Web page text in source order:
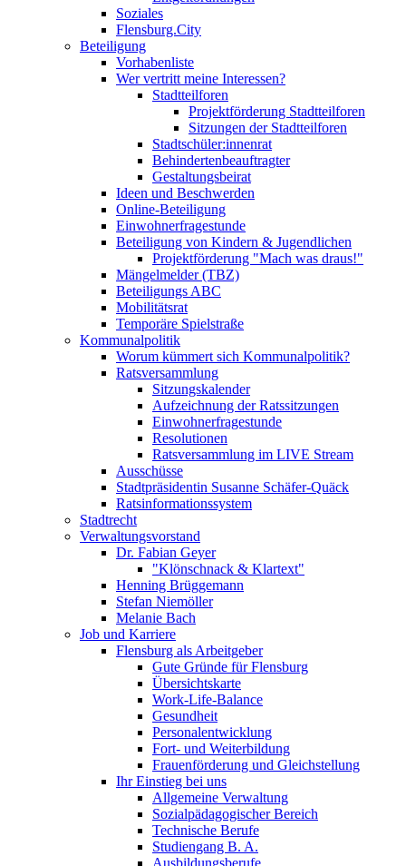
Soziales
Flensburg.City
Beteiligung
Vorhabenliste
Wer vertritt meine Interessen?
Stadtteilforen
Projektförderung Stadtteilforen
Sitzungen der Stadtteilforen
Stadtschüler:innenrat
Behindertenbeauftragter
Gestaltungsbeirat
Ideen und Beschwerden
Online-Beteiligung
Einwohnerfragestunde
Beteiligung von Kindern & Jugendlichen
Projektförderung "Mach was draus!"
Mängelmelder (TBZ)
Beteiligungs ABC
Mobilitätsrat
Temporäre Spielstraße
Kommunalpolitik
Worum kümmert sich Kommunalpolitik?
Ratsversammlung
Sitzungskalender
Aufzeichnung der Ratssitzungen
Einwohnerfragestunde
Resolutionen
Ratsversammlung im LIVE Stream
Ausschüsse
Stadtpräsidentin Susanne Schäfer-Quäck
Ratsinformationssystem
Stadtrecht
Verwaltungsvorstand
Dr. Fabian Geyer
"Klönschnack & Klartext"
Henning Brüggemann
Stefan Niemöller
Melanie Bach
Job und Karriere
Flensburg als Arbeitgeber
Gute Gründe für Flensburg
Übersichtskarte
Work-Life-Balance
Gesundheit
Personalentwicklung
Fort- und Weiterbildung
Frauenförderung und Gleichstellung
Ihr Einstieg bei uns
Allgemeine Verwaltung
Sozialpädagogischer Bereich
Technische Berufe
Studiengang B. A.
Ausbildungsberufe